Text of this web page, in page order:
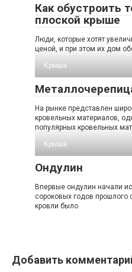
Как обустроить
плоской крыше
Люди, которые хотят
ценой, и при этом их дом
Крыша
На рынке представлен
кровельных материалов,
популярных кровельных
Крыша
Ондулин
Впервые ондулин начали
сороковых годов прошлого
кровли было
Добавить